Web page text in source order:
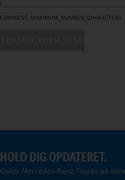
COMMENT_MAXIMUM_NUMBER_CHARACTERS
HOLD DIG OPDATERET.
Oplev Mercedes-Benz Trucks på